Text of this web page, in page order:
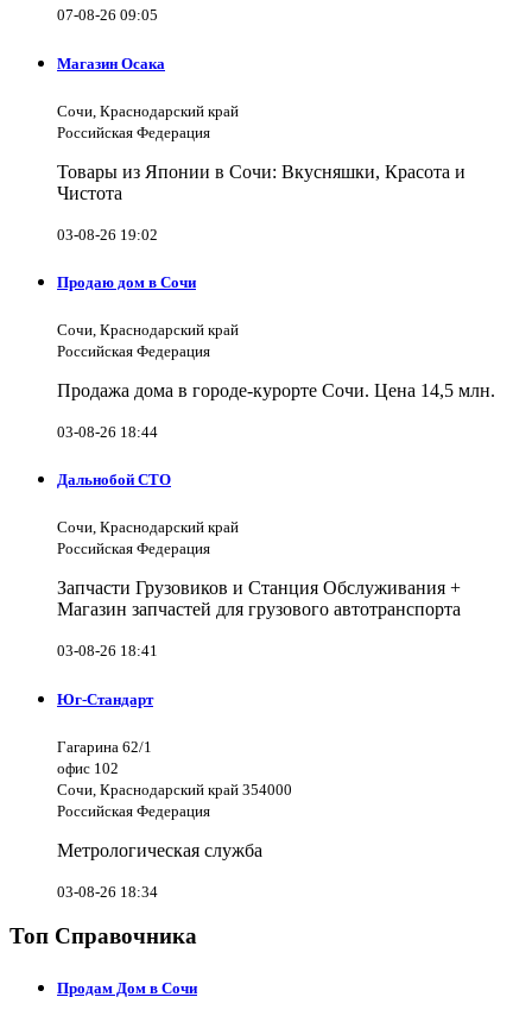
07-08-26 09:05
Магазин Осака
Сочи, Краснодарский край
Российская Федерация
Товары из Японии в Сочи: Вкусняшки, Красота и
Чистота
03-08-26 19:02
Продаю дом в Сочи
Сочи, Краснодарский край
Российская Федерация
Продажа дома в городе-курорте Сочи. Цена 14,5 млн.
03-08-26 18:44
Дальнобой СТО
Сочи, Краснодарский край
Российская Федерация
Запчасти Грузовиков и Станция Обслуживания +
Магазин запчастей для грузового автотранспорта
03-08-26 18:41
Юг-Стандарт
Гагарина 62/1
офис 102
Сочи, Краснодарский край 354000
Российская Федерация
Метрологическая служба
03-08-26 18:34
Топ Справочника
Продам Дом в Сочи